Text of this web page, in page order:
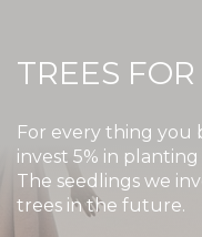
TREES
For every thing you
invest 5% in
The seedlings we
trees in the future.